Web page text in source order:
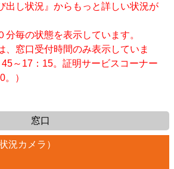
出し状況』からもっと詳しい状況が
毎の状態を表示しています。
窓口受付時間のみ表示していま
～17：15。証明サービスコーナー
）
窓口
況カメラ）